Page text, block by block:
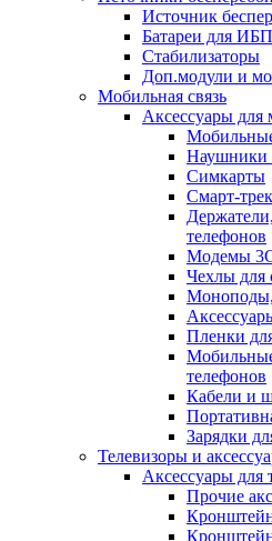
Источник
Батареи для ИБП
Стабилизаторы
Доп.модули и
Мобильная связь
Аксессуары для
Наушники
Симкарты
Смарт-
телефонов
Модемы
Чехлы для
Пленки
телефонов
Кабели и
Зарядки
Телевизоры и
Аксессуары для
Прочие